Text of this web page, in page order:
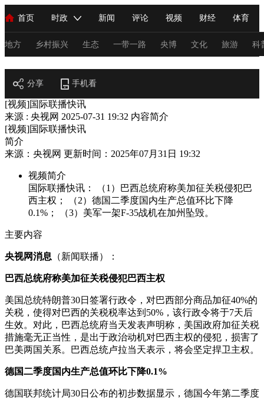
首页 时政 新闻 评论 视频 财经 体育
人民领袖习近平 联播+ 中国领导人 央视快评 习式妙语
直播 栏目大全 节目单 听音 微视频 主持人
海外频道 iPanda English Монгол
地方 乡村振兴 生态 一带一路 央博 文化 旅游 科
总台春晚 网络春晚
新闻 国内
人民领袖习近平 联播+ 热解读 天天学习
视频 小央视频 小央直播 直播中国 熊猫频道
现场 前线 比划 快看 蓝海中国 新兵请入列
体育
VIP会员 CCTV奥林匹克频道
财经 教育 乡村振兴 生态环境
大国智造 大国展会 大国保险 云顶对话 云起
分享 手机看
[视频]国际联播快讯
来源 : 央视网 2025-07-31 19:32 内容简介
[视频]国际联播快讯
简介
来源：央视网 更新时间：2025年07月31日 19:32
视频简介
国际联播快讯： （1）巴西总统府称美加征关税侵犯巴
西主权； （2）德国二季度国内生产总值环比下降
0.1%； （3）美军一架F-35战机在加州坠毁。
主要内容
央视网消息 （新闻联播）：
巴西总统府称美加征关税侵犯巴西主权
美国总统特朗普30日签署行政令，对巴西部分商品加征40%的
关税，使得对巴西的关税税率达到50%，该行政令将于7天后
生效。对此，巴西总统府当天发表声明称，美国政府加征关税
措施毫无正当性，是出于政治动机对巴西主权的侵犯，损害了
巴美两国关系。巴西总统卢拉当天表示，将会坚定捍卫主权。
德国二季度国内生产总值环比下降0.1%
德国联邦统计局30日公布的初步数据显示，德国今年第二季度